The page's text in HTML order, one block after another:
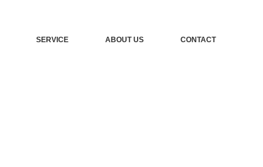
SERVICE ABOUT US CONTACT